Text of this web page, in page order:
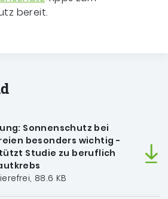
bereit.
Sonnenschutz bei
besonders wichtig -
Studie zu beruflich
88.6 KB